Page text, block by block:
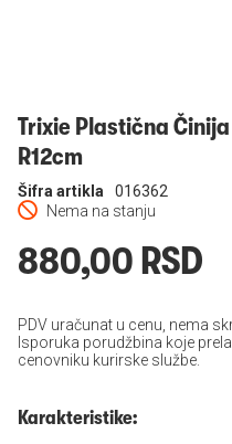
Trixie Plastična
R12cm
Nema na stanju
Šifra artikla 016362
880,00 RSD
PDV uračunat u cenu, nema
Isporuka porudžbina koje
cenovniku kurirske službe.
Karakteristike: